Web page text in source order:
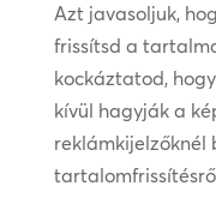
Azt javasoljuk,
frissítsd a
kockáztatod,
kívül hagyják a
reklámkijelzőknél